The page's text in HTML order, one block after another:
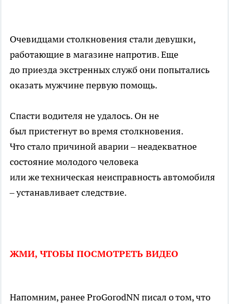
Очевидцами столкновения стали девушки,
работающие в магазине напротив. Еще
до приезда экстренных служб они попытались
оказать мужчине первую помощь.
Спасти водителя не удалось. Он не
был пристегнут во время столкновения.
Что стало причиной аварии – неадекватное
состояние молодого человека
или же техническая неисправность автомобиля
– устанавливает следствие.
ЖМИ, ЧТОБЫ ПОСМОТРЕТЬ ВИДЕО
Напомним, ранее ProGorodNN писал о том, что